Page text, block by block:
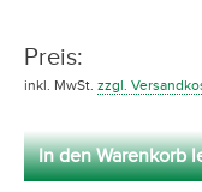
Preis:
inkl. MwSt. zzgl.
In den Warenkorb